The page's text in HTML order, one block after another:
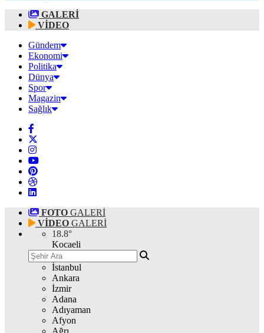
GALERİ
VİDEO
Gündem
Ekonomi
Politika
Dünya
Spor
Magazin
Sağlık
FOTO GALERİ
VİDEO GALERİ
18.8°
Kocaeli
İstanbul
Ankara
İzmir
Adana
Adıyaman
Afyon
Ağrı